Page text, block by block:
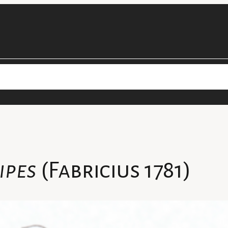
(Fabricius 1781)